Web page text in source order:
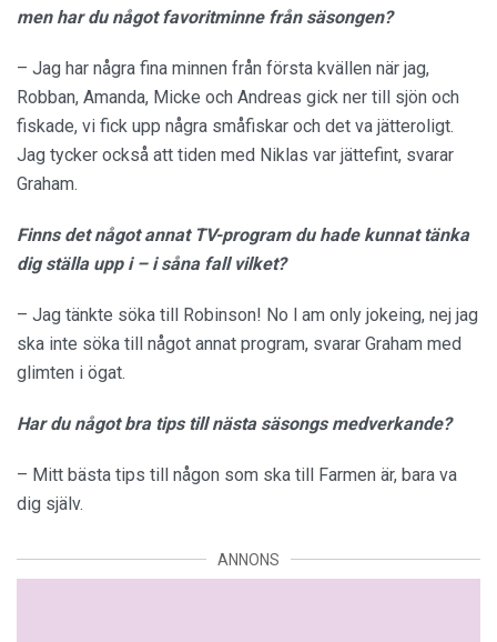
men har du något favoritminne från säsongen?
– Jag har några fina minnen från första kvällen när jag,
Robban, Amanda, Micke och Andreas gick ner till sjön och
fiskade, vi fick upp några småfiskar och det va jätteroligt.
Jag tycker också att tiden med Niklas var jättefint, svarar
Graham.
Finns det något annat TV-program du hade kunnat tänka
dig ställa upp i – i såna fall vilket?
– Jag tänkte söka till Robinson! No l am only jokeing, nej jag
ska inte söka till något annat program, svarar Graham med
glimten i ögat.
Har du något bra tips till nästa säsongs medverkande?
– Mitt bästa tips till någon som ska till Farmen är, bara va
dig själv.
ANNONS